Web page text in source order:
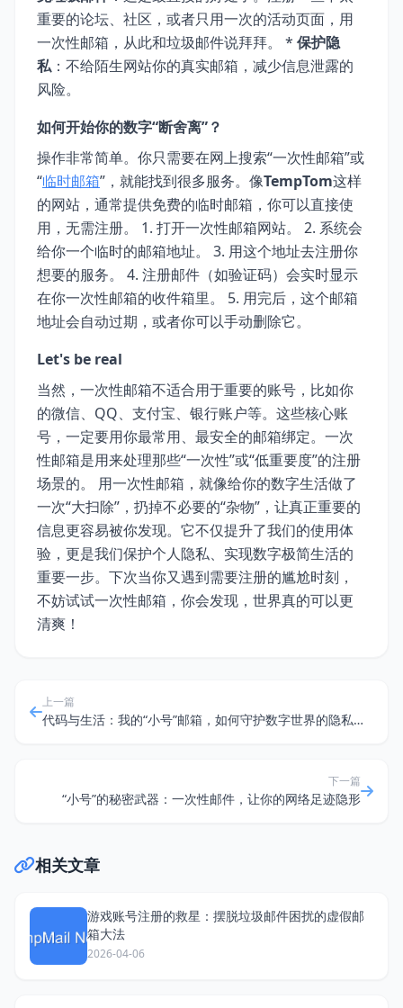
重要的论坛、社区，或者只用一次的活动页面，用
一次性邮箱，从此和垃圾邮件说拜拜。 * 保护隐
私：不给陌生网站你的真实邮箱，减少信息泄露的
风险。
如何开始你的数字“断舍离”？
操作非常简单。你只需要在网上搜索“一次性邮箱”或
“临时邮箱”，就能找到很多服务。像TempTom这样
的网站，通常提供免费的临时邮箱，你可以直接使
用，无需注册。 1. 打开一次性邮箱网站。 2. 系统会
给你一个临时的邮箱地址。 3. 用这个地址去注册你
想要的服务。 4. 注册邮件（如验证码）会实时显示
在你一次性邮箱的收件箱里。 5. 用完后，这个邮箱
地址会自动过期，或者你可以手动删除它。
Let's be real
当然，一次性邮箱不适合用于重要的账号，比如你
的微信、QQ、支付宝、银行账户等。这些核心账
号，一定要用你最常用、最安全的邮箱绑定。一次
性邮箱是用来处理那些“一次性”或“低重要度”的注册
场景的。 用一次性邮箱，就像给你的数字生活做了
一次“大扫除”，扔掉不必要的“杂物”，让真正重要的
信息更容易被你发现。它不仅提升了我们的使用体
验，更是我们保护个人隐私、实现数字极简生活的
重要一步。下次当你又遇到需要注册的尴尬时刻，
不妨试试一次性邮箱，你会发现，世界真的可以更
清爽！
上一篇
代码与生活：我的“小号”邮箱，如何守护数字世界的隐私边界
下一篇
“小号”的秘密武器：一次性邮件，让你的网络足迹隐形
相关文章
游戏账号注册的救星：摆脱垃圾邮件困扰的虚假邮
箱大法
2026-04-06